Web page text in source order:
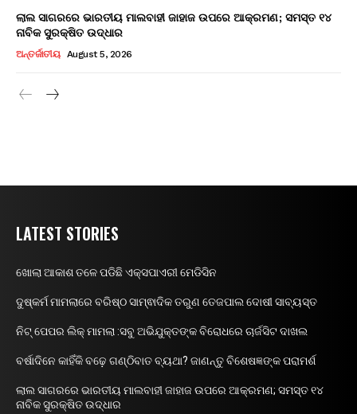
ଲାଲ ସାଗରରେ ଭାରତୀୟ ମାଲବାହୀ ଜାହାଜ ଉପରେ ଆକ୍ରମଣ; ସମସ୍ତ ୧୪
ନାବିକ ସୁରକ୍ଷିତ ଉଦ୍ଧାର
ଅନ୍ତର୍ଜାତୀୟ August 5, 2026
LATEST STORIES
ଖୋଲା ଆକାଶ ତଳେ ପଡିଛି ଏକ୍ସପାଏରୀ ମେଡିସିନ
ଦୁଷ୍କର୍ମ ମାମଲାରେ ବରିଷ୍ଠ ସାମ୍ଵାଦିକ ତରୁଣ ତେଜପାଲ ଦୋଷୀ ସାବ୍ୟସ୍ତ
ନିଟ୍ ପେପର ଲିକ୍ ମାମଲା :ସବୁ ଅଭିଯୁକ୍ତଙ୍କ ବିରୋଧରେ ଚାର୍ଜସିଟ ଦାଖଲ
ବର୍ଷାଦିନେ କାହିଁକି ବଢ଼େ ଗଣ୍ଠିବାତ ବ୍ୟଥା? ଜାଣନ୍ତୁ ବିଶେଷଜ୍ଞଙ୍କ ପରାମର୍ଶ
ଲାଲ ସାଗରରେ ଭାରତୀୟ ମାଲବାହୀ ଜାହାଜ ଉପରେ ଆକ୍ରମଣ; ସମସ୍ତ ୧୪
ନାବିକ ସୁରକ୍ଷିତ ଉଦ୍ଧାର